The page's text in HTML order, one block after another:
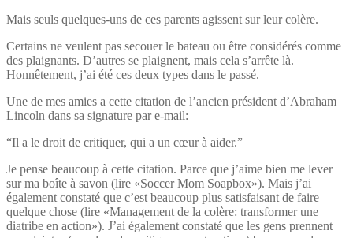
Mais seuls quelques-uns de ces parents agissent sur leur colère.
Certains ne veulent pas secouer le bateau ou être considérés comme
des plaignants. D’autres se plaignent, mais cela s’arrête là.
Honnêtement, j’ai été ces deux types dans le passé.
Une de mes amies a cette citation de l’ancien président d’Abraham
Lincoln dans sa signature par e-mail:
“Il a le droit de critiquer, qui a un cœur à aider.”
Je pense beaucoup à cette citation. Parce que j’aime bien me lever
sur ma boîte à savon (lire «Soccer Mom Soapbox»). Mais j’ai
également constaté que c’est beaucoup plus satisfaisant de faire
quelque chose (lire «Management de la colère: transformer une
diatribe en action»). J’ai également constaté que les gens prennent